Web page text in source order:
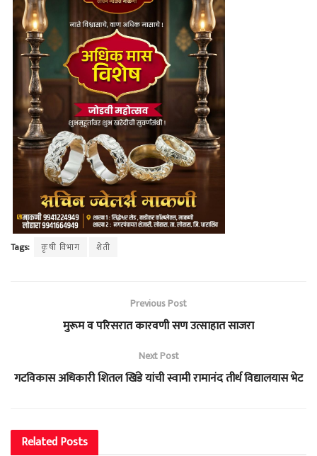
Tags: कृषी विभाग शेती
Previous Post
मुरूम व परिसरात कारवणी सण उत्साहात साजरा
Next Post
गटविकास अधिकारी शितल खिंडे यांची स्वामी रामानंद तीर्थ विद्यालयास भेट
RelatedPosts